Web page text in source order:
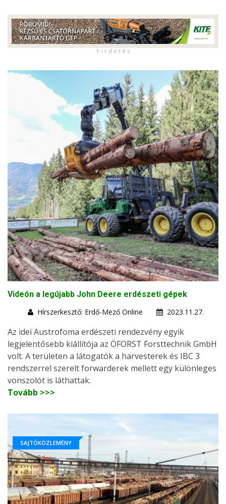
h i r d e t é s
Videón a legújabb John Deere erdészeti gépek
Hírszerkesztő: Erdő-Mező Online
2023.11.27.
Az idei Austrofoma erdészeti rendezvény egyik
legjelentősebb kiállítója az ÖFORST Forsttechnik GmbH
volt. A területen a látogatók a harvesterek és IBC 3
rendszerrel szerelt forwarderek mellett egy különleges
vonszolót is láthattak.
Tovább >>>
SAJTÓKÖZLEMÉNY